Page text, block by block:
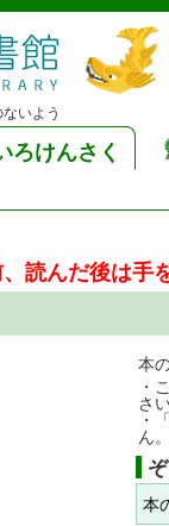
いよう
ろけんさく
読んだ後は手
本
・
さ
・
ん
本